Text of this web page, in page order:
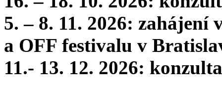
5. – 8. 11. 2026:
a OFF festivalu v
11.- 13. 12. 2026: